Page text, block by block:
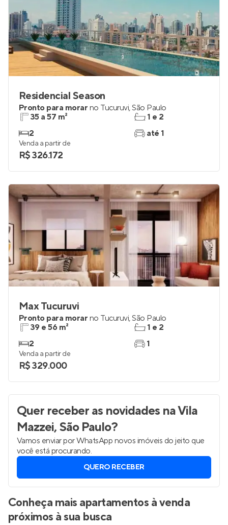
Residencial Season
Pronto para morar no Tucuruvi,São Paulo
35 a 57 m²
2
1 e 2
até 1
Venda a partir de
R$ 326.172
Max Tucuruvi
Pronto para morar no Tucuruvi,São Paulo
39 e 56 m²
2
1 e 2
1
Venda a partir de
R$ 329.000
Quer receber as novidades na Vila
Mazzei, São Paulo?
Vamos enviar por WhatsApp novos imóveis do jeito que
você está procurando.
QUERO RECEBER
Conheça mais apartamentos à venda
próximos à sua busca